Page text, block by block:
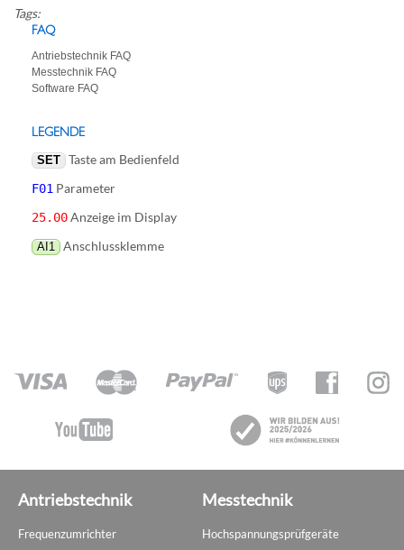
Tags:
FAQ
Antriebstechnik FAQ
Messtechnik FAQ
Software FAQ
LEGENDE
SET Taste am Bedienfeld
F01 Parameter
25.00Anzeige im Display
AI1 Anschlussklemme
Antriebstechnik
Frequenzumrichter
Messtechnik
Hochspannungsprüfgeräte